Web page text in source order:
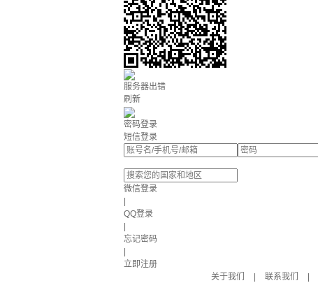
服务器出错
刷新
密码登录
短信登录
微信登录
QQ登录
忘记密码
立即注册
关于我们
联系我们